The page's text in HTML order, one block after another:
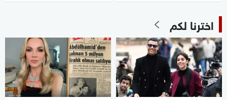
اخترنا لكم